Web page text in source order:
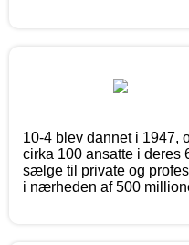
10-4 blev dannet i 1947,
cirka 100 ansatte i deres
sælge til private og
i nærheden af 500